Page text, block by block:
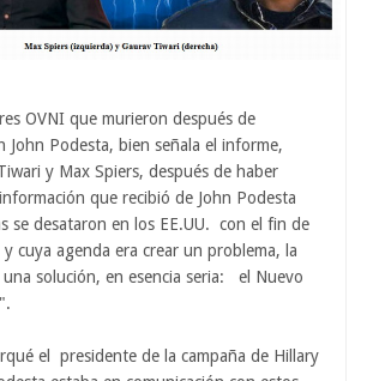
OVNI que murieron después de
John Podesta, bien señala el informe,
y Max Spiers, después de haber
que recibió de John Podesta
se desataron en los EE.UU. con el fin de
y cuya agenda era crear un problema, la
solución, en esencia seria: el Nuevo
el presidente de la campaña de Hillary